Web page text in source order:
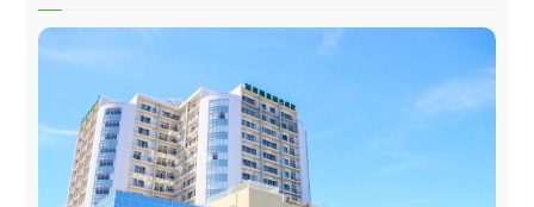
运营公司
个人信息保护政策
公司指南与政策